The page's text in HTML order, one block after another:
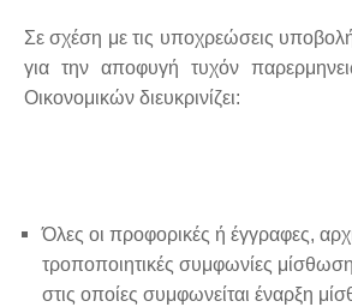
Σε σχέση με τις υποχρεώσεις
για την αποφυγή τυχόν
Οικονομικών διευκρινίζει:
Όλες οι προφορικές ή έγγραφες,
τροποποιητικές συμφωνίες
στις οποίες συμφωνείται έναρξη